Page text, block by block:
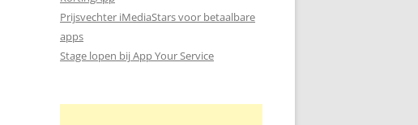
Prijsvechter iMediaStars voor betaalbare
apps
Stage lopen bij App Your Service